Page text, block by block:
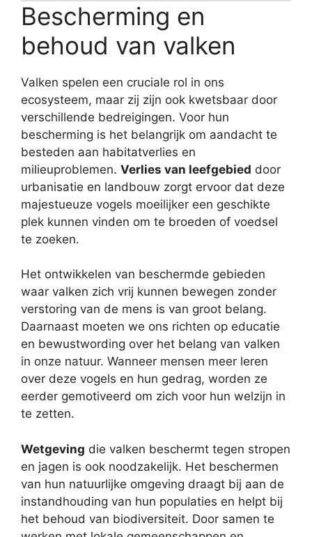
Bescherming en
behoud van valken
Valken spelen een cruciale rol in ons
ecosysteem, maar zij zijn ook kwetsbaar door
verschillende bedreigingen. Voor hun
bescherming is het belangrijk om aandacht te
besteden aan habitatverlies en
milieuproblemen. Verlies van leefgebied door
urbanisatie en landbouw zorgt ervoor dat deze
majestueuze vogels moeilijker een geschikte
plek kunnen vinden om te broeden of voedsel
te zoeken.
Het ontwikkelen van beschermde gebieden
waar valken zich vrij kunnen bewegen zonder
verstoring van de mens is van groot belang.
Daarnaast moeten we ons richten op educatie
en bewustwording over het belang van valken
in onze natuur. Wanneer mensen meer leren
over deze vogels en hun gedrag, worden ze
eerder gemotiveerd om zich voor hun welzijn in
te zetten.
Wetgeving die valken beschermt tegen stropen
en jagen is ook noodzakelijk. Het beschermen
van hun natuurlijke omgeving draagt bij aan de
instandhouding van hun populaties en helpt bij
het behoud van biodiversiteit. Door samen te